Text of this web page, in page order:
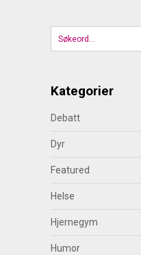
Kategorier
Debatt
Dyr
Featured
Helse
Hjernegym
Humor